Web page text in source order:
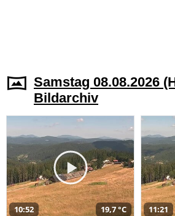
Samstag 08.08.2026
Bildarchiv
10:52 19,7 °C 11:21